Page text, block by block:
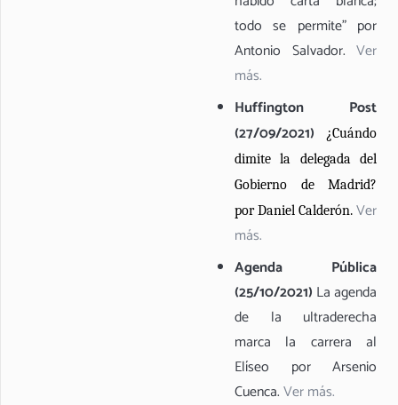
todo se permite” por
Antonio Salvador. Ver
más.
Huffington Post
(27/09/2021)
¿Cuándo
dimite la delegada del
Gobierno de Madrid?
por Daniel Calderón. Ver
más.
Agenda Pública
(25/10/2021) La agenda
de la ultraderecha
marca la carrera al
Elíseo por Arsenio
Cuenca.Ver más.